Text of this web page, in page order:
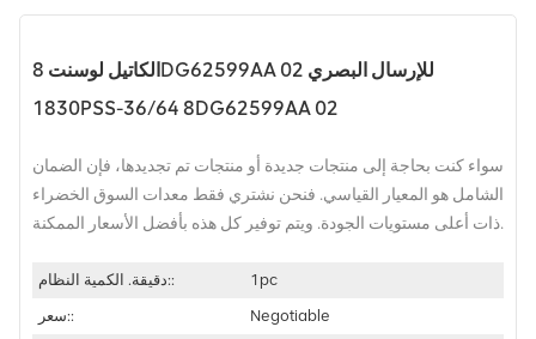
الكاتيل لوسنت 8DG62599AA 02 للإرسال البصري
1830PSS-36/64 8DG62599AA 02
سواء كنت بحاجة إلى منتجات جديدة أو منتجات تم تجديدها، فإن الضمان
الشامل هو المعيار القياسي. فنحن نشتري فقط معدات السوق الخضراء
ذات أعلى مستويات الجودة. ويتم توفير كل هذه بأفضل الأسعار الممكنة.
دقيقة. الكمية النظام::
1pc
سعر::
Negotiable